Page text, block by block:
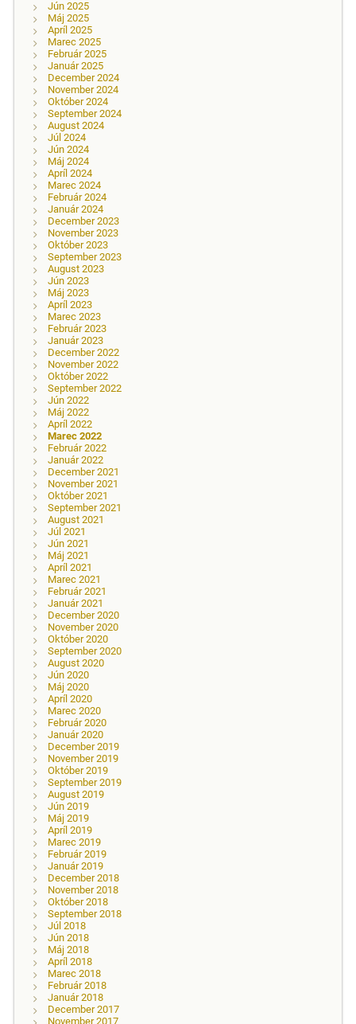
Jún 2025
Máj 2025
Apríl 2025
Marec 2025
Február 2025
Január 2025
December 2024
November 2024
Október 2024
September 2024
August 2024
Júl 2024
Jún 2024
Máj 2024
Apríl 2024
Marec 2024
Február 2024
Január 2024
December 2023
November 2023
Október 2023
September 2023
August 2023
Jún 2023
Máj 2023
Apríl 2023
Marec 2023
Február 2023
Január 2023
December 2022
November 2022
Október 2022
September 2022
Jún 2022
Máj 2022
Apríl 2022
Marec 2022
Február 2022
Január 2022
December 2021
November 2021
Október 2021
September 2021
August 2021
Júl 2021
Jún 2021
Máj 2021
Apríl 2021
Marec 2021
Február 2021
Január 2021
December 2020
November 2020
Október 2020
September 2020
August 2020
Jún 2020
Máj 2020
Apríl 2020
Marec 2020
Február 2020
Január 2020
December 2019
November 2019
Október 2019
September 2019
August 2019
Jún 2019
Máj 2019
Apríl 2019
Marec 2019
Február 2019
Január 2019
December 2018
November 2018
Október 2018
September 2018
Júl 2018
Jún 2018
Máj 2018
Apríl 2018
Marec 2018
Február 2018
Január 2018
December 2017
November 2017